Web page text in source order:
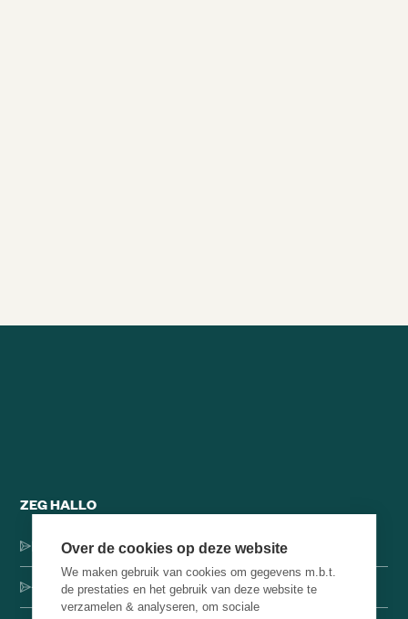
ZEG HALLO
Dorpsstraat 137, 1546 JH Jisp
+31 (0)75-4000071
Over de cookies op deze website
We maken gebruik van cookies om gegevens m.b.t.
de prestaties en het gebruik van deze website te
verzamelen & analyseren, om sociale